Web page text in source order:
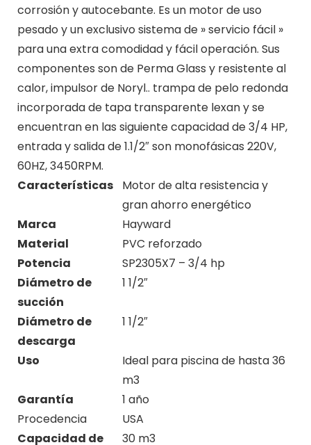
corrosión y autocebante. Es un motor de uso
pesado y un exclusivo sistema de » servicio fácil »
para una extra comodidad y fácil operación. Sus
componentes son de Perma Glass y resistente al
calor, impulsor de Noryl.. trampa de pelo redonda
incorporada de tapa transparente lexan y se
encuentran en las siguiente capacidad de 3/4 HP,
entrada y salida de 1.1/2″ son monofásicas 220V,
60HZ, 3450RPM.
Características
Motor de alta resistencia y
gran ahorro energético
Marca
Hayward
Material
PVC reforzado
Potencia
SP2305X7 – 3/4 hp
Diámetro de
succión
1 1/2″
Diámetro de
descarga
1 1/2″
Uso
Ideal para piscina de hasta 36
m3
Garantía
1 año
Procedencia
USA
Capacidad de
30 m3